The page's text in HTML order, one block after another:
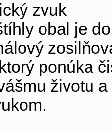
zvuk
obal je
ponúka
životu